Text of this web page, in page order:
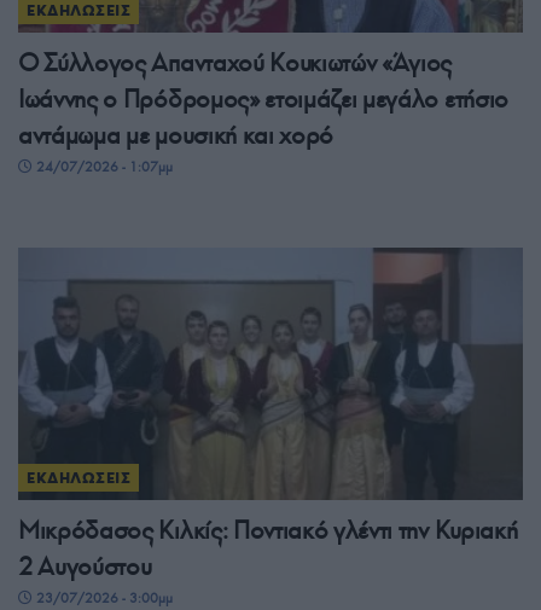
ΕΚΔΗΛΩΣΕΙΣ
Ο Σύλλογος Απανταχού Κουκιωτών «Άγιος
Ιωάννης ο Πρόδρομος» ετοιμάζει μεγάλο ετήσιο
αντάμωμα με μουσική και χορό
24/07/2026 - 1:07μμ
ΕΚΔΗΛΩΣΕΙΣ
Μικρόδασος Κιλκίς: Ποντιακό γλέντι την Κυριακή
2 Αυγούστου
23/07/2026 - 3:00μμ